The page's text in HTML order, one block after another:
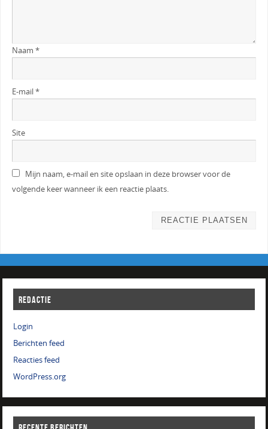
Naam *
E-mail*
Site
Mijn naam, e-mail en site opslaan in deze browser voor de
volgende keer wanneer ik een reactie plaats.
REDACTIE
Login
Berichten feed
Reacties feed
WordPress.org